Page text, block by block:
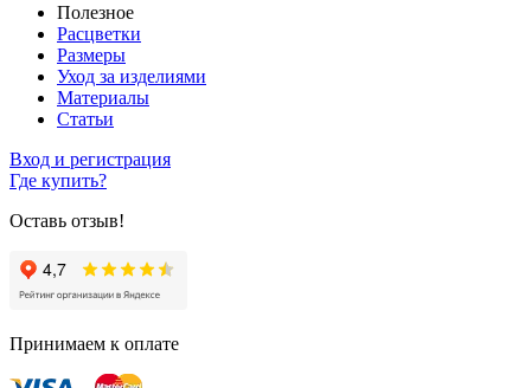
Полезное
Расцветки
Размеры
Уход за изделиями
Материалы
Статьи
Вход и регистрация
Где купить?
Оставь отзыв!
Принимаем к оплате